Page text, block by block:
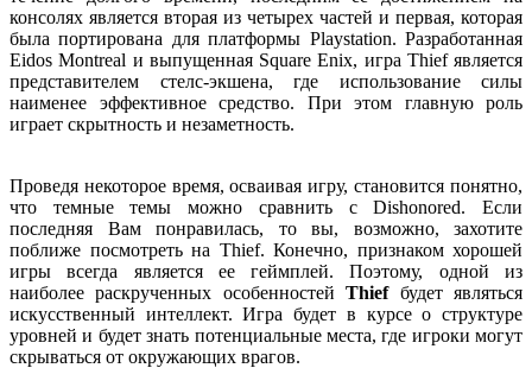
консолях является вторая из четырех частей и первая, которая
была портирована для платформы Playstation. Разработанная
Eidos Montreal и выпущенная Square Enix, игра Thief является
представителем стелс-экшена, где использование силы
наименее эффективное средство. При этом главную роль
играет скрытность и незаметность.
Проведя некоторое время, осваивая игру, становится понятно,
что темные темы можно сравнить с Dishonored. Если
последняя Вам понравилась, то вы, возможно, захотите
поближе посмотреть на Thief. Конечно, признаком хорошей
игры всегда является ее геймплей. Поэтому, одной из
наиболее раскрученных особенностейThief будет являться
искусственный интеллект. Игра будет в курсе о структуре
уровней и будет знать потенциальные места, где игроки могут
скрываться от окружающих врагов.